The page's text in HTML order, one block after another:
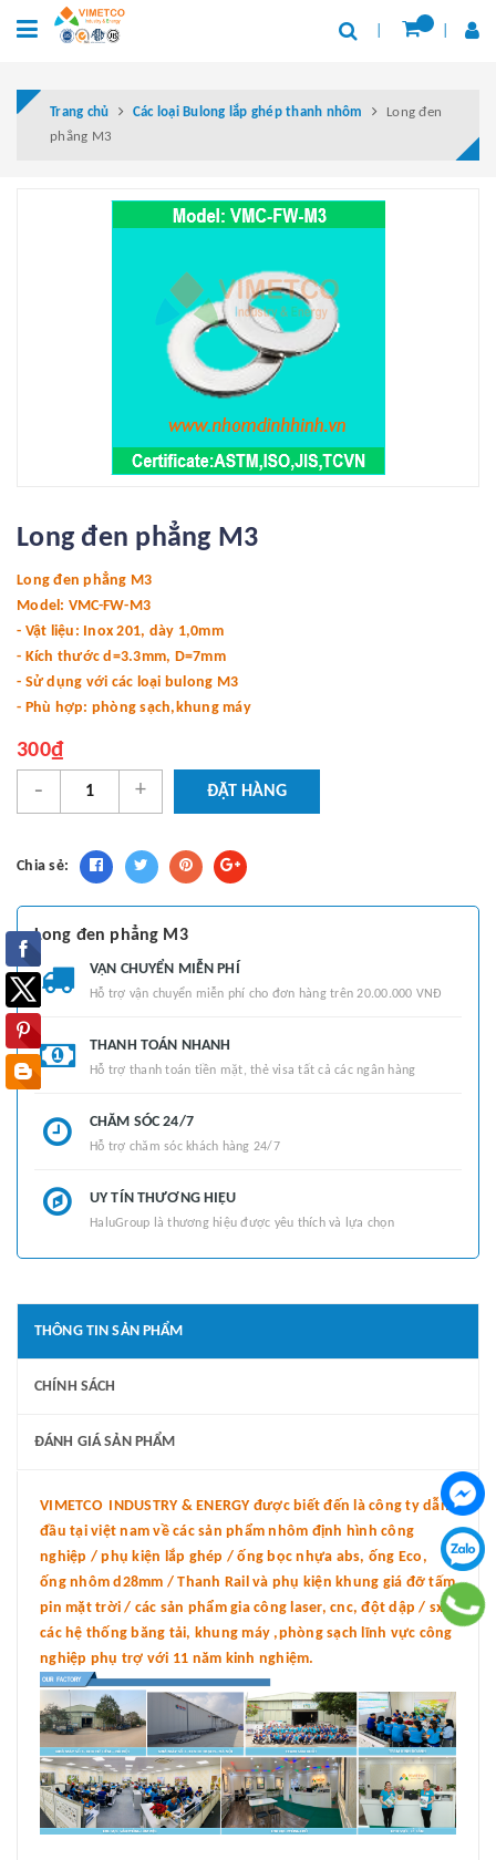
Trang chủ Các loại Bulong lắp ghép thanh nhôm
Long đen
phẳng M3
Long đen phẳng M3
Long đen phẳng M3
Model: VMC-FW-M3
- Vật liệu: Inox 201, dày 1,0mm
- Kích thước d=3.3mm, D=7mm
- Sử dụng với các loại bulong M3
- Phù hợp: phòng sạch,khung máy
300₫
- + ĐẶT HÀNG
Chia sẻ:
Long đen phẳng M3
VẬN CHUYỂN MIỄN PHÍ
Hỗ trợ vận chuyển miễn phí cho đơn hàng trên 20.00.000 VNĐ
THANH TOÁN NHANH
Hỗ trợ thanh toán tiền mặt, thẻ visa tất cả các ngân hàng
CHĂM SÓC 24/7
Hỗ trợ chăm sóc khách hàng 24/7
UY TÍN THƯƠNG HIỆU
HaluGroup là thương hiệu được yêu thích và lựa chọn
THÔNG TIN SẢN PHẨM
CHÍNH SÁCH
ĐÁNH GIÁ SẢN PHẨM
VIMETCO INDUSTRY & ENERGY được biết đến là công ty dẫn
đầu tại việt nam về các sản phẩm nhôm định hình công
nghiệp / phụ kiện lắp ghép / ống bọc nhựa abs, ống Eco,
ống nhôm d28mm / Thanh Rail và phụ kiện khung giá đỡ tấm
pin mặt trời / các sản phẩm gia công laser, cnc, đột dập / sx
các hệ thống băng tải, khung máy ,phòng sạch lĩnh vực công
nghiệp phụ trợ với 11 năm kinh nghiệm.